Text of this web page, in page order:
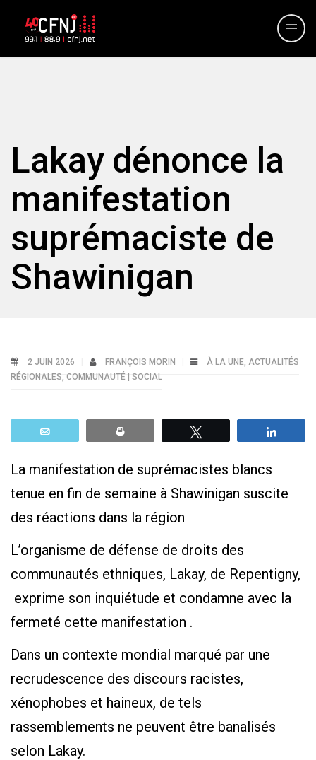
Lakay dénonce la
manifestation
suprémaciste de
Shawinigan
2 JUIN 2026 FRANÇOIS MORIN À LA UNE, ACTUALITÉS
RÉGIONALES, COMMUNAUTÉ | SOCIAL
La manifestation de suprémacistes blancs
tenue en fin de semaine à Shawinigan suscite
des réactions dans la région
L’organisme de défense de droits des
communautés ethniques, Lakay, de Repentigny,
exprime son inquiétude et condamne avec la
fermeté cette manifestation .
Dans un contexte mondial marqué par une
recrudescence des discours racistes,
xénophobes et haineux, de tels
rassemblements ne peuvent être banalisés
selon Lakay.